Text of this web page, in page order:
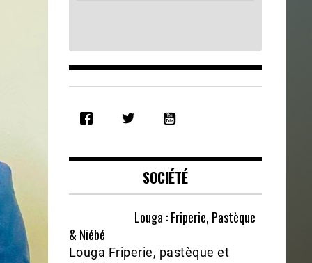
RSS FEED
EMBED
SOCIÉTÉ
Louga : Friperie, Pastèque
& Niébé
Louga Friperie, pastèque et